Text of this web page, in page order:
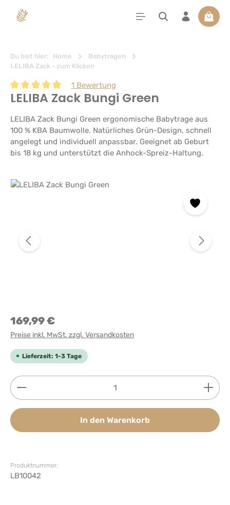
springen
Du bist hier: Home
Babytragen
LELIBA Zack - zum Klicken
Durchschnittliche Bewertung von 5 von 5 Sternen
1 Bewertung
LELIBA Zack Bungi Green
LELIBA Zack Bungi Green ergonomische Babytrage aus
100 % KBA Baumwolle. Natürliches Grün-Design, schnell
angelegt und individuell anpassbar. Geeignet ab Geburt
bis 18 kg und unterstützt die Anhock-Spreiz-Haltung.
Bildergalerie überspringen
169,99 €
Preise inkl. MwSt. zzgl. Versandkosten
Lieferzeit: 1-3 Tage
Produkt Anzahl: Gib den gewünschten Wert ein
In den Warenkorb
Produktnummer:
LB10042